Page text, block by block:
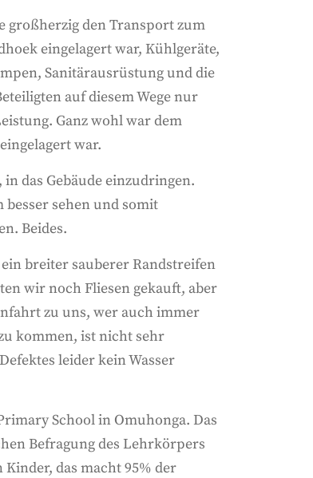
großherzig den Transport zum
eingelagert war, Kühlgeräte,
Sanitärausrüstung und die
auf diesem Wege nur
Ganz wohl war dem
war.
das Gebäude einzudringen.
besser sehen und somit
Beides.
breiter sauberer Randstreifen
wir noch Fliesen gekauft, aber
zu uns, wer auch immer
kommen, ist nicht sehr
leider kein Wasser
School in Omuhonga. Das
Befragung des Lehrkörpers
das macht 95% der